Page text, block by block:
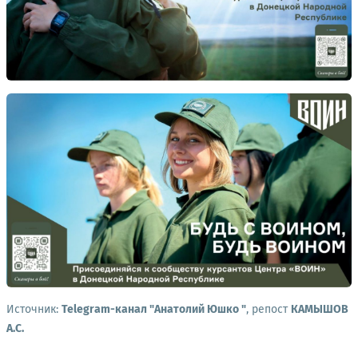
Источник: Telegram-канал "Анатолий Юшко ", репост КАМЫШОВ
А.С.